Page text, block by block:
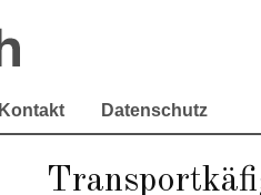
Kontakt Datenschutz